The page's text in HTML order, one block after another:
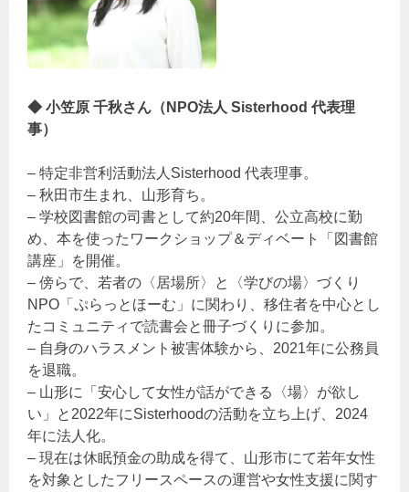
◆ 小笠原 千秋さん（NPO法人 Sisterhood 代表理
事）
– 特定非営利活動法人Sisterhood 代表理事。
– 秋田市生まれ、山形育ち。
– 学校図書館の司書として約20年間、公立高校に勤
め、本を使ったワークショップ＆ディベート「図書館
講座」を開催。
– 傍らで、若者の〈居場所〉と〈学びの場〉づくり
NPO「ぷらっとほーむ」に関わり、移住者を中心とし
たコミュニティで読書会と冊子づくりに参加。
– 自身のハラスメント被害体験から、2021年に公務員
を退職。
– 山形に「安心して女性が話ができる〈場〉が欲し
い」と2022年にSisterhoodの活動を立ち上げ、2024
年に法人化。
– 現在は休眠預金の助成を得て、山形市にて若年女性
を対象としたフリースペースの運営や女性支援に関す